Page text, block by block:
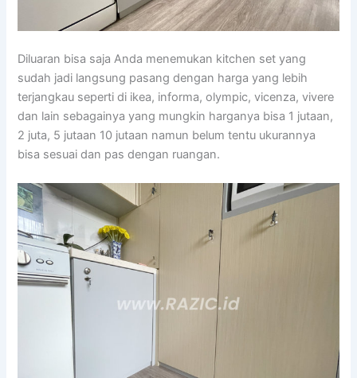
Diluaran bisa saja Anda menemukan kitchen set yang
sudah jadi langsung pasang dengan harga yang lebih
terjangkau seperti di ikea, informa, olympic, vicenza, vivere
dan lain sebagainya yang mungkin harganya bisa 1 jutaan,
2 juta, 5 jutaan 10 jutaan namun belum tentu ukurannya
bisa sesuai dan pas dengan ruangan.